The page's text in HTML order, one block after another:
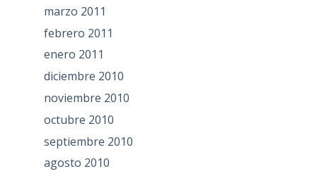
marzo 2011
febrero 2011
enero 2011
diciembre 2010
noviembre 2010
octubre 2010
septiembre 2010
agosto 2010